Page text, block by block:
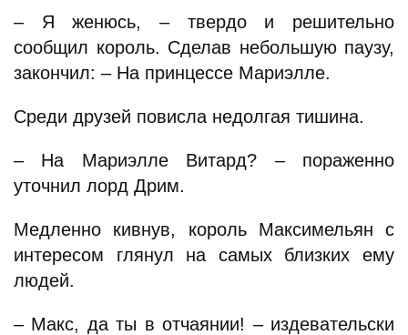
– Я женюсь, – твердо и решительно
сообщил король. Сделав небольшую паузу,
закончил: – На принцессе Мариэлле.
Среди друзей повисла недолгая тишина.
– На Мариэлле Витард? – пораженно
уточнил лорд Дрим.
Медленно кивнув, король Максимельян с
интересом глянул на самых близких ему
людей.
– Макс, да ты в отчаянии! – издевательски